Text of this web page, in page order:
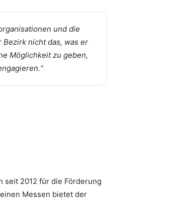
und die
nicht das, was er
Möglichkeit zu geben,
seit 2012 für die Förderung
Messen bietet der